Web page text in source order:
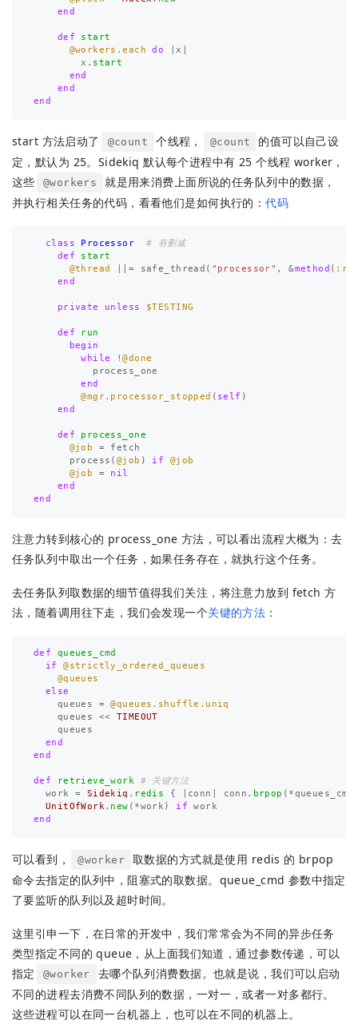
end
def
start
@workers.each
do |x
x . start
end
end
end
start 方法启动了 @count 个线程， @count
的值可以自己设
定，默认为 25。Sidekiq 默认每个进程中有 25 个线程 worker，
这些
@workers
就是用来消费上面所说的任务队列中的数据，
并执行相关任务的代码，看看他们是如何执行的：代码
class Processor
# 有删减
def
start
@thread
||= safe_thread ( "processor" , &method (
end
private unless $TESTING
def
run
begin
while
!@done
process_one
end
@mgr.processor_stopped ( self )
end
def
process_one
@job
=
fetch
process ( @job ) if
@job
@job
=
nil
end
end
注意力转到核心的 process_one 方法，可以看出流程大概为：去
任务队列中取出一个任务，如果任务存在，就执行这个任务。
去任务队列取数据的细节值得我们关注，将注意力放到 fetch 方
法，随着调用往下走，我们会发现一个关键的方法 ：
def
queues_cmd
if
@strictly_ordered_queues
@queues
else
queues
= @queues.shuffle.uniq
queues
<<
TIMEOUT
queues
end
end
def retrieve_work
# 关键方法
work
= Sidekiq . redis { conn conn . brpop ( *queues_cmd
UnitOfWork. new ( *work ) if
work
end
可以看到， @worker
取数据的方式就是使用 redis 的 brpop
命令去指定的队列中，阻塞式的取数据。queue_cmd 参数中指定
了要监听的队列以及超时时间。
这里引申一下，在日常的开发中，我们常常会为不同的异步任务
类型指定不同的 queue，从上面我们知道，通过参数传递，可以
指定
@worker
去哪个队列消费数据。也就是说，我们可以启动
不同的进程去消费不同队列的数据，一对一，或者一对多都行。
这些进程可以在同一台机器上，也可以在不同的机器上。